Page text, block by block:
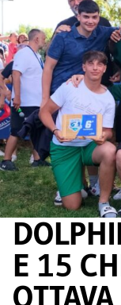
E 15